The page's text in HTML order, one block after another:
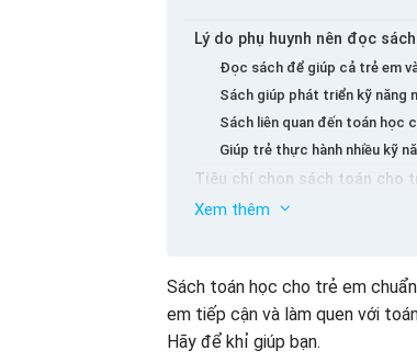
Lý do phụ huynh nên đọc
Đọc sách để giúp cả trẻ em
Sách giúp phát triển kỹ năng
Sách liên quan đến toán
Giúp trẻ thực hành nhiều kỹ
Tiêu chí chọn sách toán cho
Chọn sách toán phù hợp với
Chọn những cuốn sách với
Chọn những cuốn sách cung
Một số sách toán cho trẻ em
Xem thêm
Sách toán học cho trẻ em
em tiếp cận và làm quen với
Hãy để khỉ giúp bạn.